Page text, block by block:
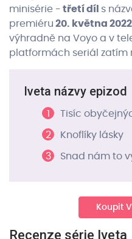
minisérie - třetí díl s
premiéru 20. května 2022
výhradně na Voyo a v
platformách seriál zatím
Iveta názvy epizod
Tisíc
Knoflíky lásky
Snad nám to
Koupit
Recenze série Iveta